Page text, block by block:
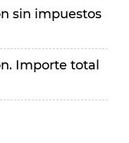
sin impuestos
Importe total